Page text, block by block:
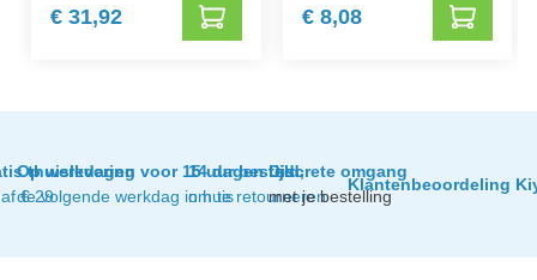
€ 31,92 € 8,08
thuislevering
€ 29
Op werkdagen voor 15 uur besteld,
de volgende werkdag in huis
14 dagen tijd
om te retourneren
Discrete omgang
met je bestelling
Klantenbeoordeling